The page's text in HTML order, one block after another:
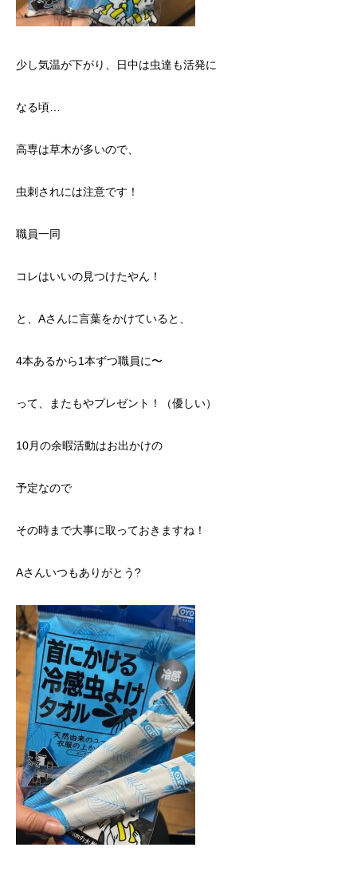
少し気温が下がり、日中は虫達も活発に
なる頃…
高専は草木が多いので、
虫刺されには注意です！
職員一同
コレはいいの見つけたやん！
と、Aさんに言葉をかけていると、
4本あるから1本ずつ職員に〜
って、またもやプレゼント！（優しい）
10月の余暇活動はお出かけの
予定なので
その時まで大事に取っておきますね！
Aさんいつもありがとう?